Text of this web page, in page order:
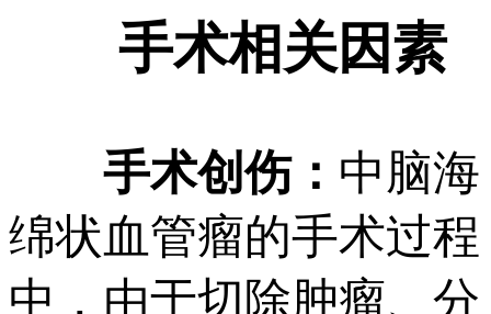
手术相关因素
手术创伤： 中脑海
绵状血管瘤的手术过程
中，由于切除肿瘤、分